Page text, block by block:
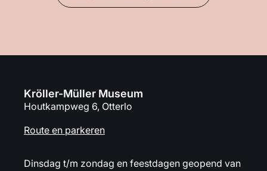
Kröller-Müller Museum
Houtkampweg 6, Otterlo
Route en parkeren
Dinsdag t/m zondag en feestdagen geopend van